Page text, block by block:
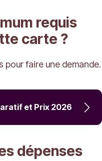
requis
carte ?
pour faire une demande.
et Prix 2026
dépenses